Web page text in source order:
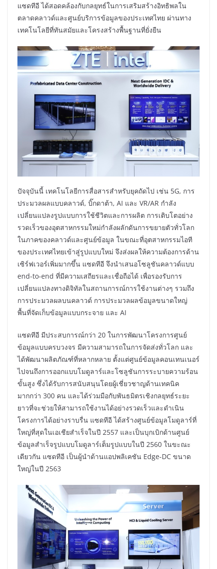
แซดทีอี ได้สอดคล้องกับกลยุทธ์ในการเสริมสร้างอิทธิพลใน
ตลาดคลาวด์และศูนย์บริการข้อมูลของประเทศไทย ผ่านทาง
เทคโนโลยีที่ทันสมัยและโครงสร้างพื้นฐานที่ยั่งยืน
ปัจจุบันนี้ เทคโนโลยีการสื่อสารสำหรับยุคถัดไป เช่น 5G, การ
ประมวลผลแบบคลาวด์, บิ๊กดาต้า, AI และ VR/AR กำลัง
เปลี่ยนแปลงรูปแบบการใช้ชีวิตและการผลิต การเติบโตอย่าง
รวดเร็วของอุตสาหกรรมใหม่กำลังผลักดันการขยายตัวทั่วโลก
ในภาคของคลาวด์และศูนย์ข้อมูล ในขณะที่อุตสาหกรรมไอที
ของประเทศไทยเข้าสู่รูปแบบใหม่ จึงส่งผลให้ความต้องการด้าน
เซิร์ฟเวอร์เพิ่มมากขึ้น แซดทีอี จึงนำเสนอโซลูชันคลาวด์แบบ
end-to-end ที่มีความเสถียรและเชื่อถือได้ เพื่อรองรับการ
เปลี่ยนแปลงทางดิจิทัลในสถานการณ์การใช้งานต่างๆ รวมถึง
การประมวลผลบนคลาวด์ การประมวลผลข้อมูลขนาดใหญ่
พื้นที่จัดเก็บข้อมูลแบบกระจาย และ AI
แซดทีอี มีประสบการณ์กว่า 20 ในการพัฒนาโครงการศูนย์
ข้อมูลแบบครบวงจร มีความสามารถในการจัดส่งทั่วโลก และ
ได้พัฒนาผลิตภัณฑ์ที่หลากหลาย ตั้งแต่ศูนย์ข้อมูลคอนเทนเนอร์
ไปจนถึงการออกแบบโมดูลาร์และโซลูชันการระบายความร้อน
ขั้นสูง ซึ่งได้รับการสนับสนุนโดยผู้เชี่ยวชาญด้านเทคนิค
มากกว่า 300 คน และได้ร่วมมือกับพันธมิตรเชิงกลยุทธ์ระยะ
ยาวที่จะช่วยให้สามารถใช้งานได้อย่างรวดเร็วและดำเนิน
โครงการได้อย่างราบรื่น แซดทีอี ได้สร้างศูนย์ข้อมูลโมดูลาร์ที่
ใหญ่ที่สุดในเอเชียสำเร็จในปี 2557 และเป็นบุกเบิกด้านศูนย์
ข้อมูลสำเร็จรูปแบบโมดูลาร์เต็มรูปแบบในปี 2560 ในขะณะ
เดียวกัน แซดทีอี เป็นผู้นำด้านแอปพลิเคชัน Edge-DC ขนาด
ใหญ่ในปี 2563